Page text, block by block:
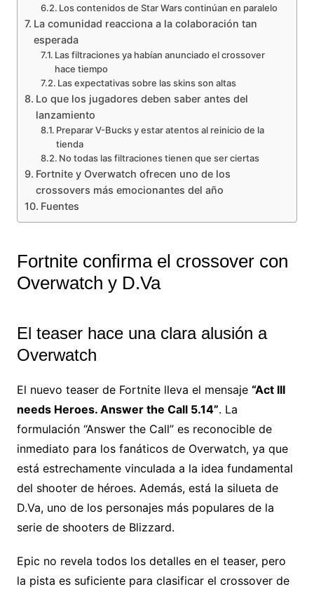
Los contenidos de Star Wars continúan en paralelo
La comunidad reacciona a la colaboración tan
esperada
Las filtraciones ya habían anunciado el crossover
hace tiempo
Las expectativas sobre las skins son altas
Lo que los jugadores deben saber antes del
lanzamiento
Preparar V-Bucks y estar atentos al reinicio de la
tienda
No todas las filtraciones tienen que ser ciertas
Fortnite y Overwatch ofrecen uno de los
crossovers más emocionantes del año
Fuentes
Fortnite confirma el crossover con
Overwatch y D.Va
El teaser hace una clara alusión a
Overwatch
El nuevo teaser de Fortnite lleva el mensaje “Act III
needs Heroes. Answer the Call 5.14”. La
formulación “Answer the Call” es reconocible de
inmediato para los fanáticos de Overwatch, ya que
está estrechamente vinculada a la idea fundamental
del shooter de héroes. Además, está la silueta de
D.Va, uno de los personajes más populares de la
serie de shooters de Blizzard.
Epic no revela todos los detalles en el teaser, pero
la pista es suficiente para clasificar el crossover de